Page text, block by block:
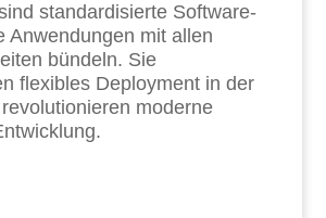
standardisierte Software-
Anwendungen mit allen
bündeln. Sie
flexibles Deployment in der
moderne